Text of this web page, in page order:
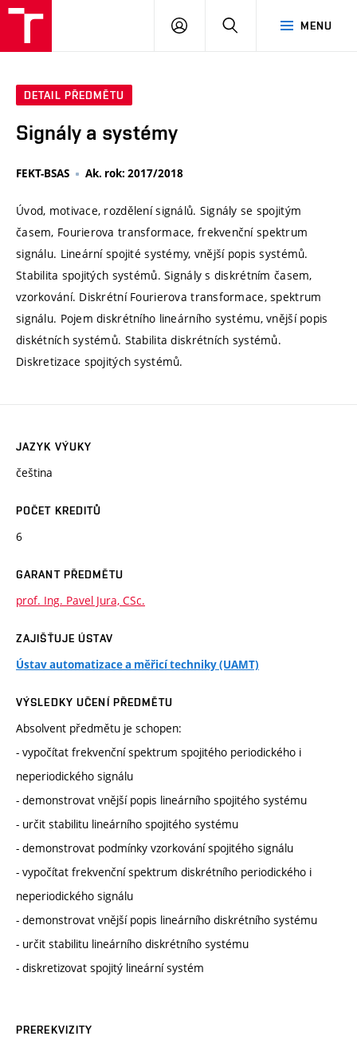
MENU
PŘIHLÁSIT
DETAIL PŘEDMĚTU
Signály a systémy
FEKT-BSAS Ak. rok: 2017/2018
Úvod, motivace, rozdělení signálů. Signály se spojitým
časem, Fourierova transformace, frekvenční spektrum
signálu. Lineární spojité systémy, vnější popis systémů.
Stabilita spojitých systémů. Signály s diskrétním časem,
vzorkování. Diskrétní Fourierova transformace, spektrum
signálu. Pojem diskrétního lineárního systému, vnější popis
diskétních systémů. Stabilita diskrétních systémů.
Diskretizace spojitých systémů.
JAZYK VÝUKY
čeština
POČET KREDITŮ
6
GARANT PŘEDMĚTU
prof. Ing. Pavel Jura, CSc.
ZAJIŠŤUJE ÚSTAV
Ústav automatizace a měřicí techniky (UAMT)
VÝSLEDKY UČENÍ PŘEDMĚTU
Absolvent předmětu je schopen:
- vypočítat frekvenční spektrum spojitého periodického i
neperiodického signálu
- demonstrovat vnější popis lineárního spojitého systému
- určit stabilitu lineárního spojitého systému
- demonstrovat podmínky vzorkování spojitého signálu
- vypočítat frekvenční spektrum diskrétního periodického i
neperiodického signálu
- demonstrovat vnější popis lineárního diskrétního systému
- určit stabilitu lineárního diskrétního systému
- diskretizovat spojitý lineární systém
PREREKVIZITY